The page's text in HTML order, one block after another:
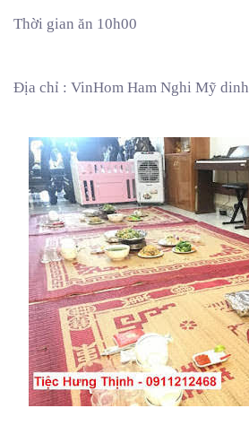
Thời gian ăn 10h00
Địa chỉ : VinHom Ham Nghi Mỹ dinh